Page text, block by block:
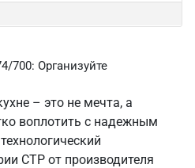
700: Организуйте
– это не мечта, а
воплотить с надежным
СТР от производителя